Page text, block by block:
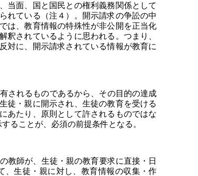
当面、国と国民との権利義務関係として
れている（注４）。開示請求の争訟の中
は、教育情報の特殊性が非公開を正当化
されているように思われる。つまり、
対に、開示請求されている情報が教育に
されるものであるから、その目的の達成
徒・親に開示され、生徒の教育を受ける
あたり、原則として許されるものではな
ることが、必須の前提条件となる。
教師が、生徒・親の教育要求に直接・日
、生徒・親に対し、教育情報の収集・作